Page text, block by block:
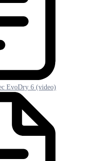
EvoDry 6 (video)